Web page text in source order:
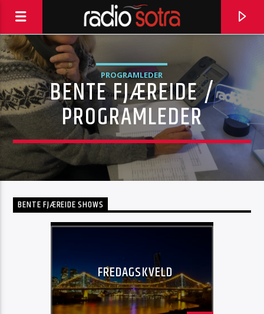
CURRENT TRACK
PROGRAMLEDER
BENTE FJÆREIDE /
PROGRAMLEDER
BENTE FJÆREIDE SHOWS
FREDAGSKVELD